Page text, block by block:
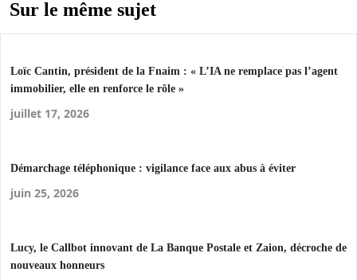
Sur le même sujet
Loïc Cantin, président de la Fnaim : « L’IA ne remplace pas l’agent
immobilier, elle en renforce le rôle »
juillet 17, 2026
Démarchage téléphonique : vigilance face aux abus à éviter
juin 25, 2026
Lucy, le Callbot innovant de La Banque Postale et Zaion, décroche de
nouveaux honneurs